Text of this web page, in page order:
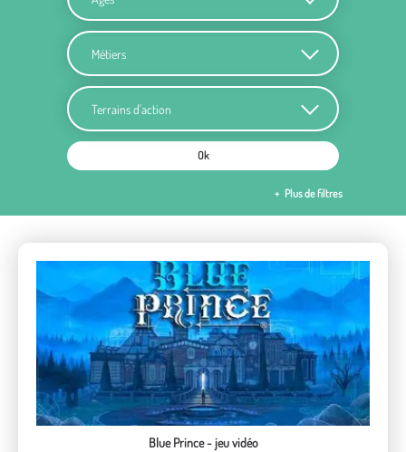
Métiers
Terrains d'action
Ok
Plus de filtres
Blue Prince - jeu vidéo